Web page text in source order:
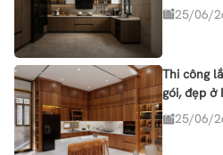
25/06/
Thi công
gói, đẹp ở
25/06/